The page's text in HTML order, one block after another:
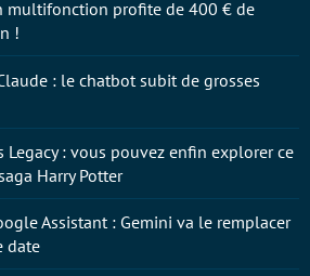
multifonction profite de 400 € de
!
: le chatbot subit de grosses
Legacy : vous pouvez enfin explorer ce
Harry Potter
Assistant : Gemini va le remplacer
date